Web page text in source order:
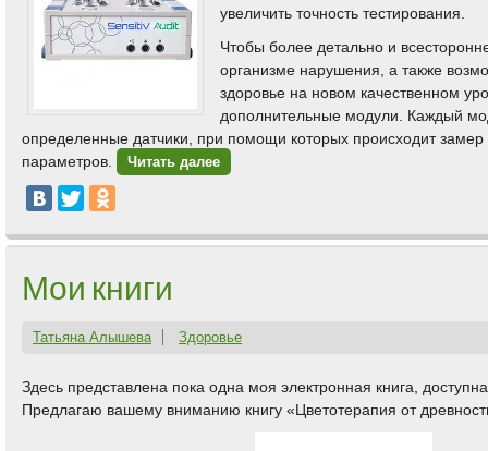
увеличить точность тестирования.
Чтобы более детально и
организме нарушения, а также
здоровье на новом качественном
дополнительные модули. Каждый
определенные датчики, при помощи которых происходит замер
параметров.
Читать далее
Мои книги
Татьяна Алышева Здоровье
Здесь представлена пока одна моя электронная книга,
Предлагаю вашему вниманию книгу «Цветотерапия от